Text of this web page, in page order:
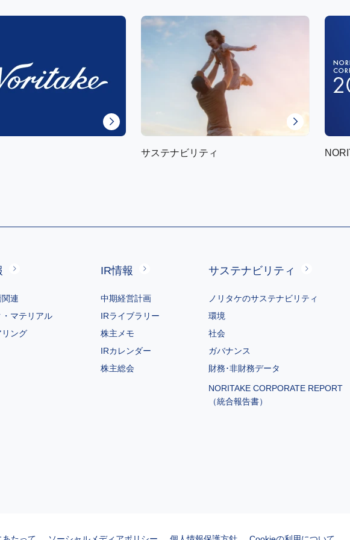
サステナビリティ
連
マテリアル
ング
IR情報
中期経営計画
IRライブラリー
株主メモ
IRカレンダー
株主総会
サステナビリティ
ノリタケのサステナビリティ
環境
社会
ガバナンス
財務･非財務データ
NORITAKE CORPORATE REPORT
（統合報告書）